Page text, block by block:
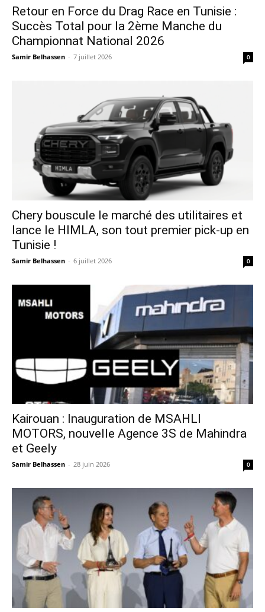
Retour en Force du Drag Race en Tunisie :
Succès Total pour la 2ème Manche du
Championnat National 2026
Samir Belhassen - 7 juillet 2026 0
Chery bouscule le marché des utilitaires et
lance le HIMLA, son tout premier pick-up en
Tunisie !
Samir Belhassen - 6 juillet 2026 0
Kairouan : Inauguration de MSAHLI
MOTORS, nouvelle Agence 3S de Mahindra
et Geely
Samir Belhassen - 28 juin 2026 0